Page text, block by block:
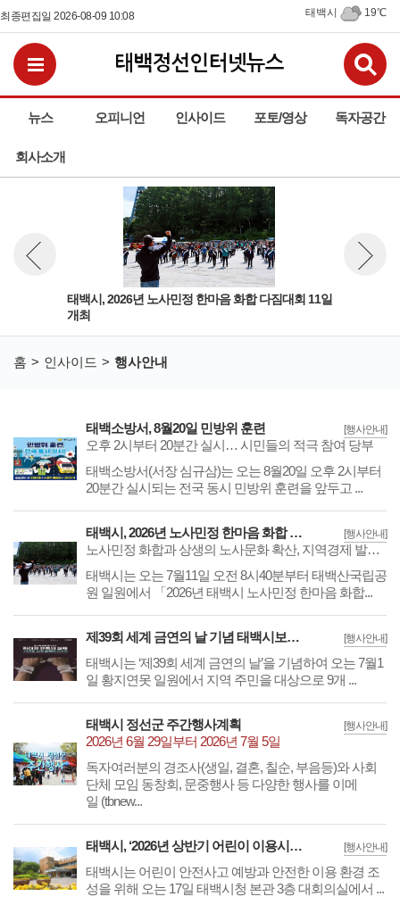
최종편집일 2026-08-09 10:08 태백시 19℃
뉴스 오피니언 인사이드 포토/영상 독자공간
회사소개
전체메뉴보기
태백시, 2026년 노사민정 한마음 화합 다짐대회 11일
개최
뉴스 이전보기
홈 인사이드 행사안내
[행사안내]
태백소방서, 8월20일 민방위 훈련
오후 2시부터 20분간 실시… 시민들의 적극 참여 당부
​​​​​​​태백소방서(서장 심규삼)는 오는 8월20일 오후 2시부터
20분간 실시되는 전국 동시 민방위 훈련을 앞두고 ...
[행사안내]
태백시, 2026년 노사민정 한마음 화합 다짐대회 11일 개최
노사민정 화합과 상생의 노사문화 확산, 지역경제 발전 의지 다져
​​​​​​​태백시는 오는 7월11일 오전 8시40분부터 태백산국립공
원 일원에서 「2026년 태백시 노사민정 한마음 화합...
[행사안내]
제39회 세계 금연의 날 기념 태백시보건소, 보건사업 합동 캠페인
​​​​​​​태백시는 ‘제39회 세계 금연의 날’을 기념하여 오는 7월1
일 황지연못 일원에서 지역 주민을 대상으로 9개 ...
[행사안내]
태백시 정선군 주간행사계획
2026년 6월 29일부터 2026년 7월 5일
독자여러분의 경조사(생일, 결혼, 칠순, 부음등)와 사회
단체 모임 동창회, 문중행사 등 다양한 행사를 이메
일 (tbnew...
[행사안내]
태백시, ‘2026년 상반기 어린이 이용시설 종사자 안전교육’실시
​​​​​​​태백시는 어린이 안전사고 예방과 안전한 이용 환경 조
성을 위해 오는 17일 태백시청 본관 3층 대회의실에서 ...